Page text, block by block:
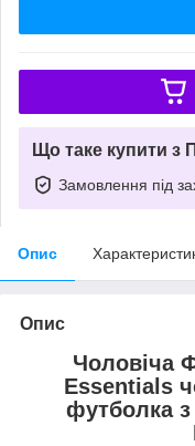
Що таке купити з
Замовлення під
Опис
Опис
Чоловіча
Essentials
футболка